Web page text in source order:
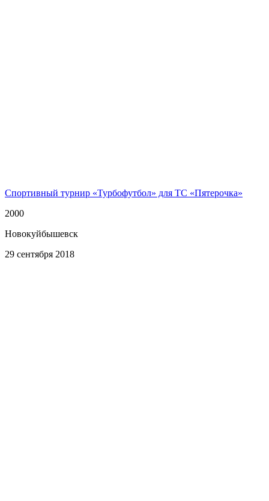
Спортивный турнир «Турбофутбол» для ТС «Пятерочка»
2000
Новокуйбышевск
29 сентября 2018